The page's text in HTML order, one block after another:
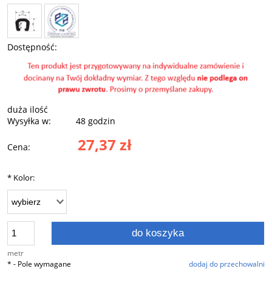
Dostępność:
duża ilość
Wysyłka w:
48 godzin
Cena: 27,37 zł
* Kolor:
metr
do koszyka
dodaj do przechowalni
* - Pole wymagane